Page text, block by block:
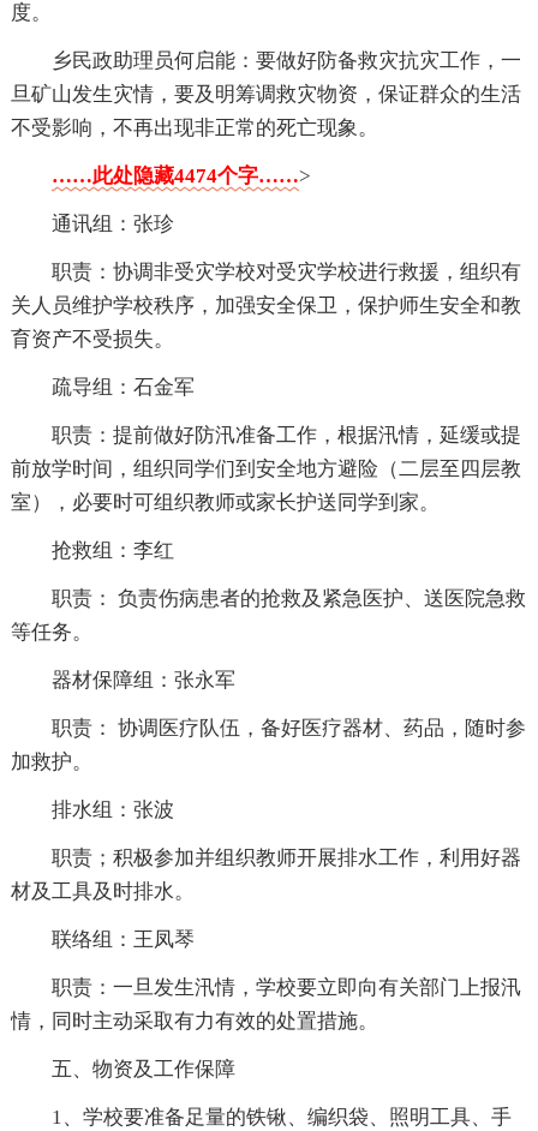
度。
乡民政助理员何启能：要做好防备救灾抗灾工作，一
旦矿山发生灾情，要及明筹调救灾物资，保证群众的生活
不受影响，不再出现非正常的死亡现象。
……此处隐藏4474个字……>
通讯组：张珍
职责：协调非受灾学校对受灾学校进行救援，组织有
关人员维护学校秩序，加强安全保卫，保护师生安全和教
育资产不受损失。
疏导组：石金军
职责：提前做好防汛准备工作，根据汛情，延缓或提
前放学时间，组织同学们到安全地方避险（二层至四层教
室），必要时可组织教师或家长护送同学到家。
抢救组：李红
职责： 负责伤病患者的抢救及紧急医护、送医院急救
等任务。
器材保障组：张永军
职责： 协调医疗队伍，备好医疗器材、药品，随时参
加救护。
排水组：张波
职责；积极参加并组织教师开展排水工作，利用好器
材及工具及时排水。
联络组：王凤琴
职责：一旦发生汛情，学校要立即向有关部门上报汛
情，同时主动采取有力有效的处置措施。
五、物资及工作保障
1、学校要准备足量的铁锹、编织袋、照明工具、手